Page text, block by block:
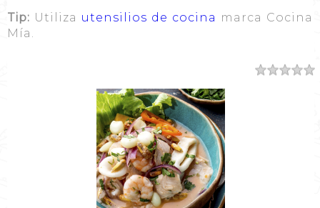
Tip: Utiliza utensilios de cocina marca Cocina
Mía.